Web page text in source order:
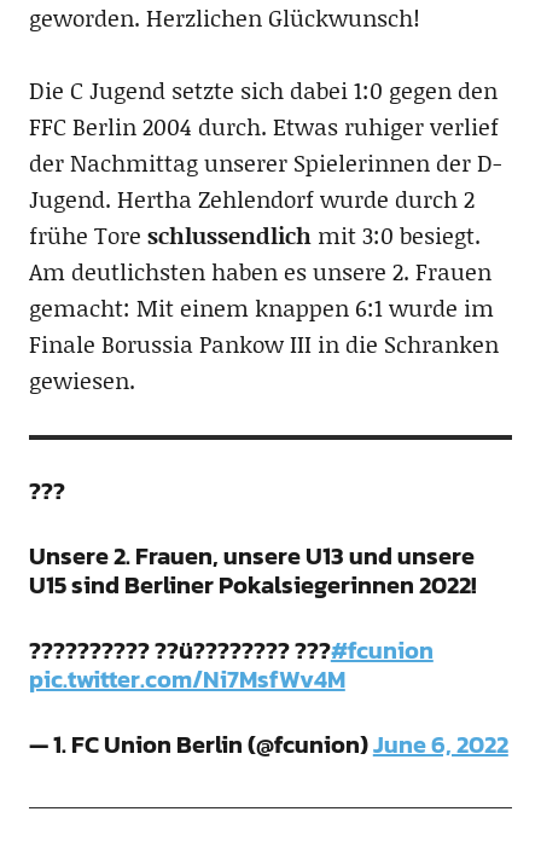
geworden. Herzlichen Glückwunsch!
Die C Jugend setzte sich dabei 1:0 gegen den
FFC Berlin 2004 durch. Etwas ruhiger verlief
der Nachmittag unserer Spielerinnen der D-
Jugend. Hertha Zehlendorf wurde durch 2
frühe Tore schlussendlichmit 3:0 besiegt.
Am deutlichsten haben es unsere 2. Frauen
gemacht: Mit einem knappen 6:1 wurde im
Finale Borussia Pankow III in die Schranken
gewiesen.
???
Unsere 2. Frauen, unsere U13 und unsere
U15 sind Berliner Pokalsiegerinnen 2022!
?????????? ??ü???????? ???#fcunion
pic.twitter.com/Ni7MsfWv4M
— 1. FC Union Berlin (@fcunion)June 6, 2022